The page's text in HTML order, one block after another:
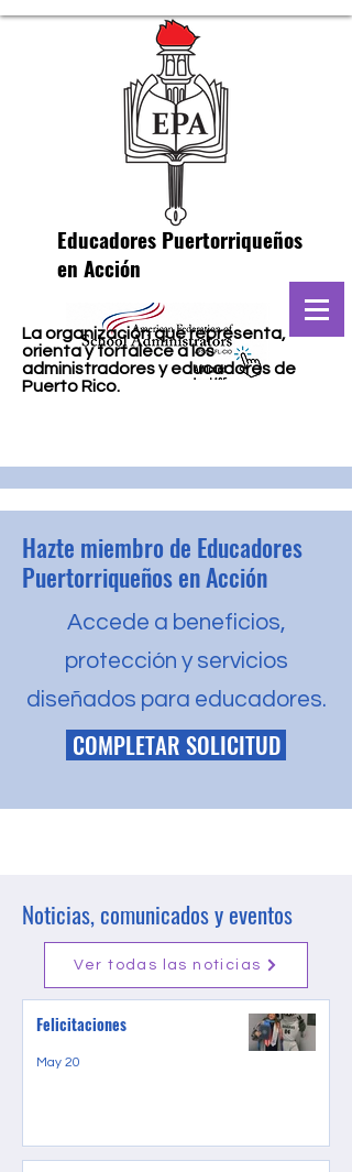
La organización que representa,
orienta y fortalece a los
administradores y educadores de
Puerto Rico.
Educadores Puertorriqueños
en Acción
Hazte miembro de Educadores
Puertorriqueños en Acción
Accede a beneficios,
protección y servicios
diseñados para educadores.
COMPLETAR SOLICITUD
Noticias, comunicados y eventos
Ver todas las noticias
Felicitaciones
May 20